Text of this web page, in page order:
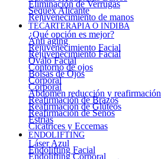
Eliminación de Verrugas
Sequex Alicante
Rejuvenecimiento de manos
TECARTERAPIA O INDIBA
¿Qué opción es mejor?
Anti aging
Rejuvenecimiento Facial
Rejuvenecimiento Facial
Óvalo Facial
Contorno de ojos
Bolsas de Ojos
Corporal
Corporal
Abdomen reducción y reafirmación
Reafirmación de Brazos
Reafirmación de Glúteos
Reafirmación de Senos
Estrías
Cicatrices y Eccemas
ENDOLIFTING
Láser Azul
Endolifting Facial
Endolifting Corporal